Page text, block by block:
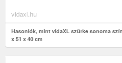
vidaxl.hu
Hasonlók, mint vidaXL szürke sonoma
x 51 x 40 cm